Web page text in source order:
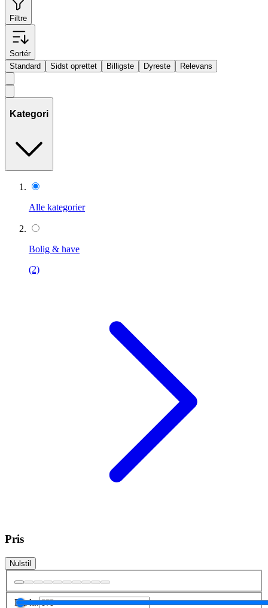
Filtre
Sortér
Standard
Sidst oprettet Billigste Dyreste Relevans
Kategori
Alle kategorier
Bolig & have
(2)
Pris
Nulstil
Frakr.